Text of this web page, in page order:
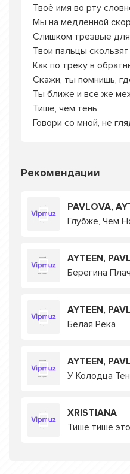
Твоё имя во рту
Мы на медленной
Слишком трезвые
Твои пальцы
Как по треку в
Скажи, ты помнишь,
Ты ближе и все же
Тише, чем тень
Говори со мной, не
Рекомендации
PAVLOVA,
Глубже, Чем
AYTEEN,
Берегина
AYTEEN,
Белая Река
AYTEEN,
У Колодца
XRISTIANA
Тише тише